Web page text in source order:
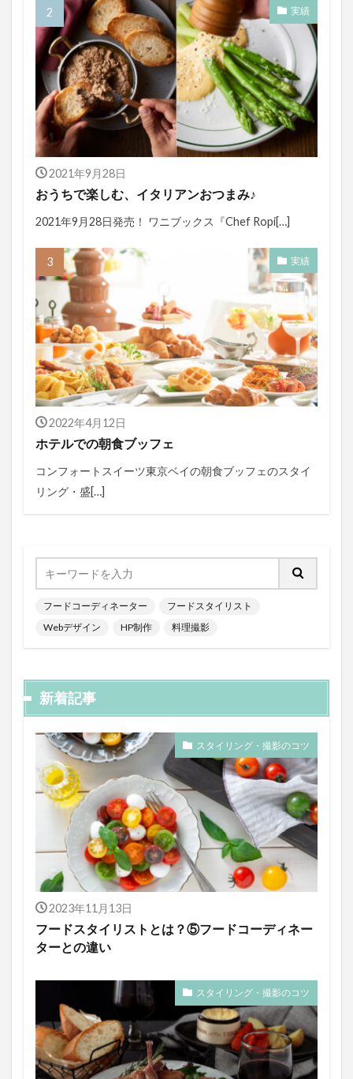
実績
2021年9月28日
おうちで楽しむ、イタリアンおつまみ♪
2021年9月28日発売！ ワニブックス『Chef Ropi[…]
実績
2022年4月12日
ホテルでの朝食ブッフェ
コンフォートスイーツ東京ベイの朝食ブッフェのスタイ
リング・盛[…]
フードコーディネーター
フードスタイリスト
Webデザイン
HP制作 料理撮影
新着記事
スタイリング・撮影のコツ
2023年11月13日
フードスタイリストとは？⑤フードコーディネー
ターとの違い
スタイリング・撮影のコツ